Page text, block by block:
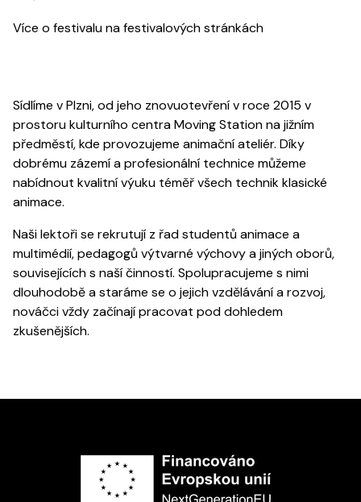
Více o festivalu nafestivalových stránkách
Sídlíme v Plzni, od jeho znovuotevření v roce 2015 v
prostoru kulturního centra Moving Station na jižním
předměstí, kde provozujeme animační ateliér. Díky
dobrému zázemí a profesionální technice můžeme
nabídnout kvalitní výuku téměř všech technik klasické
animace.
Naši lektoři se rekrutují z řad studentů animace a
multimédií, pedagogů výtvarné výchovy a jiných oborů,
souvisejících s naší činností. Spolupracujeme s nimi
dlouhodobě a staráme se o jejich vzdělávání a rozvoj,
nováčci vždy začínají pracovat pod dohledem
zkušenějších.